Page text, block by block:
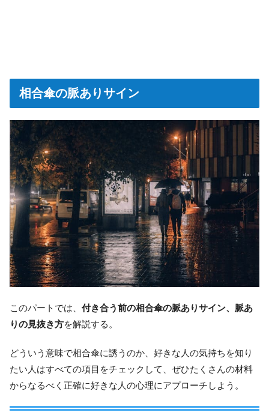
相合傘の脈ありサイン
このパートでは、 付き合う前の相合傘の脈ありサイン、脈あ
りの見抜き方を解説する。
どういう意味で相合傘に誘うのか、好きな人の気持ちを知り
たい人はすべての項目をチェックして、ぜひたくさんの材料
からなるべく正確に好きな人の心理にアプローチしよう。